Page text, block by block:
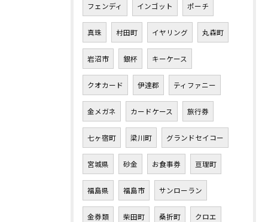
フェンディ インゴット ポーチ
真珠 村田町 イヤリング 丸森町
岩沼市 銀杯 キーケース
クオカード 伊達郡 ティファニー
金メガネ カードケース 旅行券
七ヶ宿町 梁川町 グランドセイコー
宮城県 砂金 お食事券 亘理町
福島県 福島市 サンローラン
金券類 柴田町 桑折町 クロエ